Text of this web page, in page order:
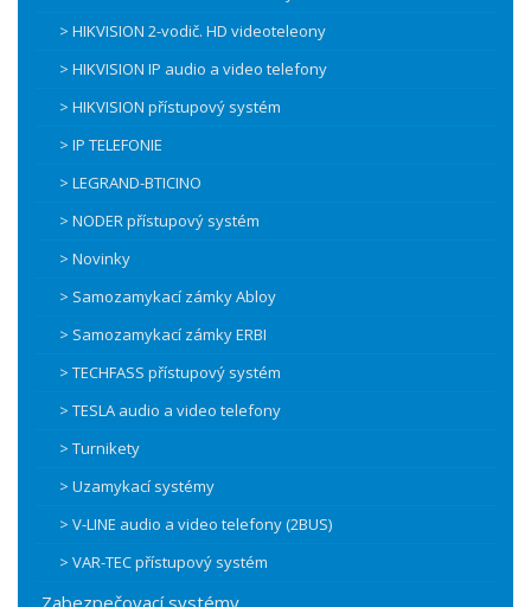
> HIKVISION 2-vodič. HD videoteleony
> HIKVISION IP audio a video telefony
> HIKVISION přístupový systém
> IP TELEFONIE
> LEGRAND-BTICINO
> NODER přístupový systém
> Novinky
> Samozamykací zámky Abloy
> Samozamykací zámky ERBI
> TECHFASS přístupový systém
> TESLA audio a video telefony
> Turnikety
> Uzamykací systémy
> V-LINE audio a video telefony (2BUS)
> VAR-TEC přístupový systém